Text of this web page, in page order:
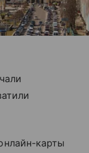
карты